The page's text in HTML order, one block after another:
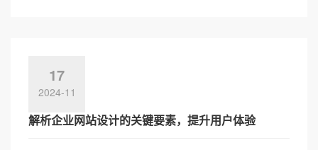
17
2024-11
解析企业网站设计的关键要素，提升用户体验